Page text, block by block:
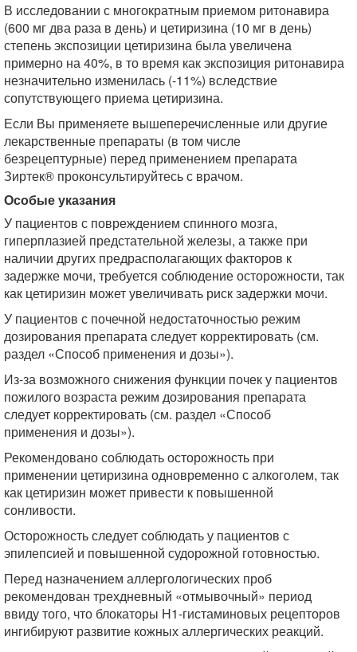
В исследовании с многократным приемом ритонавира
(600 мг два раза в день) и цетиризина (10 мг в день)
степень экспозиции цетиризина была увеличена
примерно на 40%, в то время как экспозиция ритонавира
незначительно изменилась (-11%) вследствие
сопутствующего приема цетиризина.
Если Вы применяете вышеперечисленные или другие
лекарственные препараты (в том числе
безрецептурные) перед применением препарата
Зиртек® проконсультируйтесь с врачом.
Особые указания
У пациентов с повреждением спинного мозга,
гиперплазией предстательной железы, а также при
наличии других предрасполагающих факторов к
задержке мочи, требуется соблюдение осторожности, так
как цетиризин может увеличивать риск задержки мочи.
У пациентов с почечной недостаточностью режим
дозирования препарата следует корректировать (см.
раздел «Способ применения и дозы»).
Из-за возможного снижения функции почек у пациентов
пожилого возраста режим дозирования препарата
следует корректировать (см. раздел «Способ
применения и дозы»).
Рекомендовано соблюдать осторожность при
применении цетиризина одновременно с алкоголем, так
как цетиризин может привести к повышенной
сонливости.
Осторожность следует соблюдать у пациентов с
эпилепсией и повышенной судорожной готовностью.
Перед назначением аллергологических проб
рекомендован трехдневный «отмывочный» период
ввиду того, что блокаторы H1-гистаминовых рецепторов
ингибируют развитие кожных аллергических реакций.